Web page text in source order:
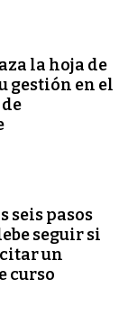
la hoja de
gestión en el
seis pasos
seguir si
un
curso